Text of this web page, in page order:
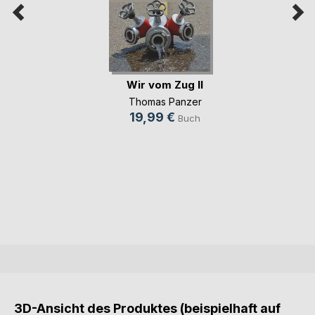
Wir vom Zug II
Thomas Panzer
19,99 € Buch
3D-Ansicht des Produktes (beispielhaft auf